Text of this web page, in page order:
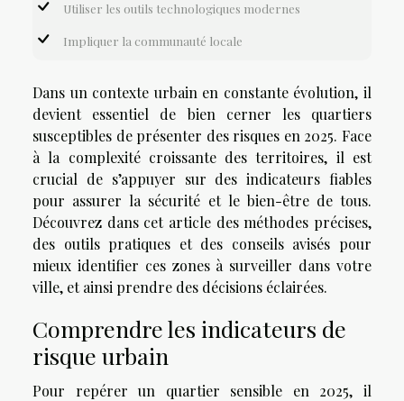
Utiliser les outils technologiques modernes
Impliquer la communauté locale
Dans un contexte urbain en constante évolution, il
devient essentiel de bien cerner les quartiers
susceptibles de présenter des risques en 2025. Face
à la complexité croissante des territoires, il est
crucial de s’appuyer sur des indicateurs fiables
pour assurer la sécurité et le bien-être de tous.
Découvrez dans cet article des méthodes précises,
des outils pratiques et des conseils avisés pour
mieux identifier ces zones à surveiller dans votre
ville, et ainsi prendre des décisions éclairées.
Comprendre les indicateurs de
risque urbain
Pour repérer un quartier sensible en 2025, il